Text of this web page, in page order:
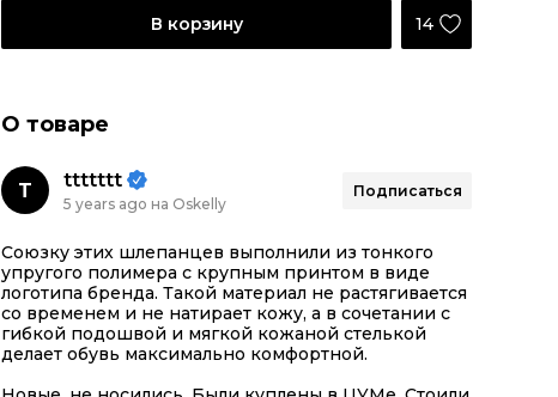
В корзину 14
О товаре
T ttttttt
5 years ago на Oskelly
Подписаться
Союзку этих шлепанцев выполнили из тонкого
упругого полимера с крупным принтом в виде
логотипа бренда. Такой материал не растягивается
со временем и не натирает кожу, а в сочетании с
гибкой подошвой и мягкой кожаной стелькой
делает обувь максимально комфортной.